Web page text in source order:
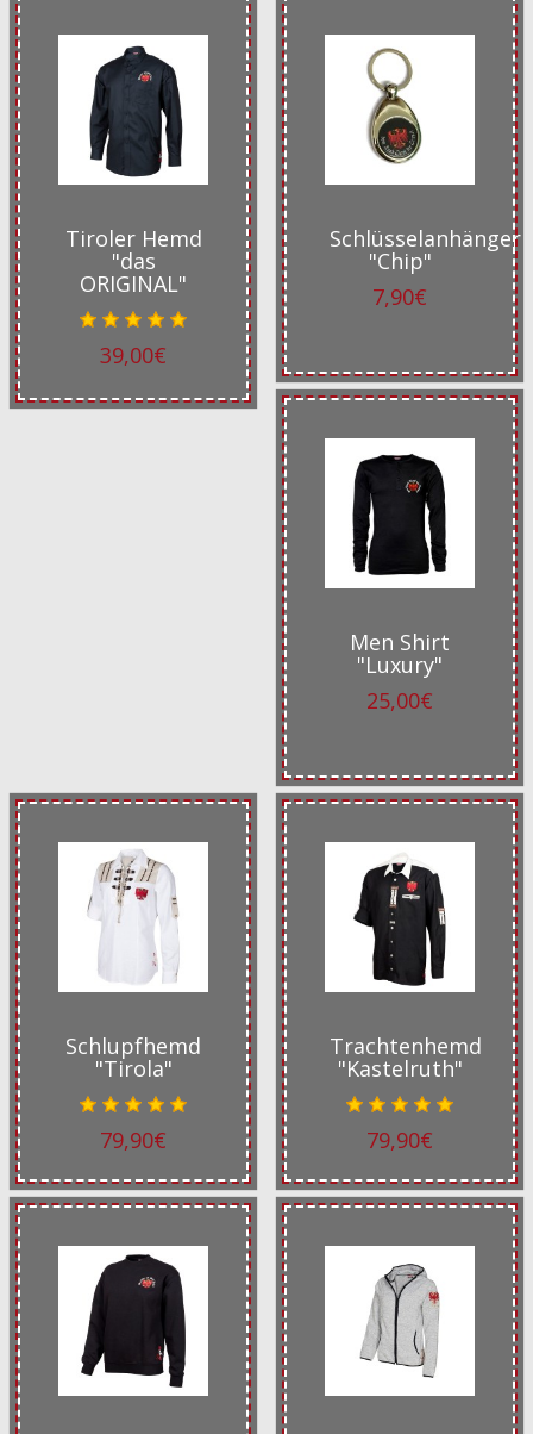
Tiroler Hemd
"das
ORIGINAL"
39,00€
Schlüsselanhänger
"Chip"
7,90€
Men Shirt
"Luxury"
25,00€
Schlupfhemd
"Tirola"
79,90€
Trachtenhemd
"Kastelruth"
79,90€